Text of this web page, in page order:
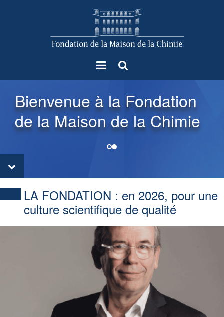
MenuRechercher
Bienvenue à la Fondation
de la Maison de la Chimie
LA FONDATION : en 2026, pour une
culture scientifique de qualité